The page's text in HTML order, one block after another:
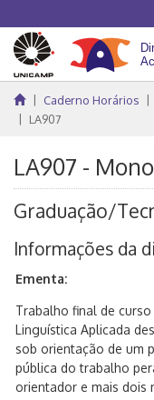
Caderno Horários
LA907
LA907 -
Graduação/
Informações da
Ementa:
Trabalho final de
Linguística Aplicada
sob orientação de um
pública do trabalho
orientador e mais dois